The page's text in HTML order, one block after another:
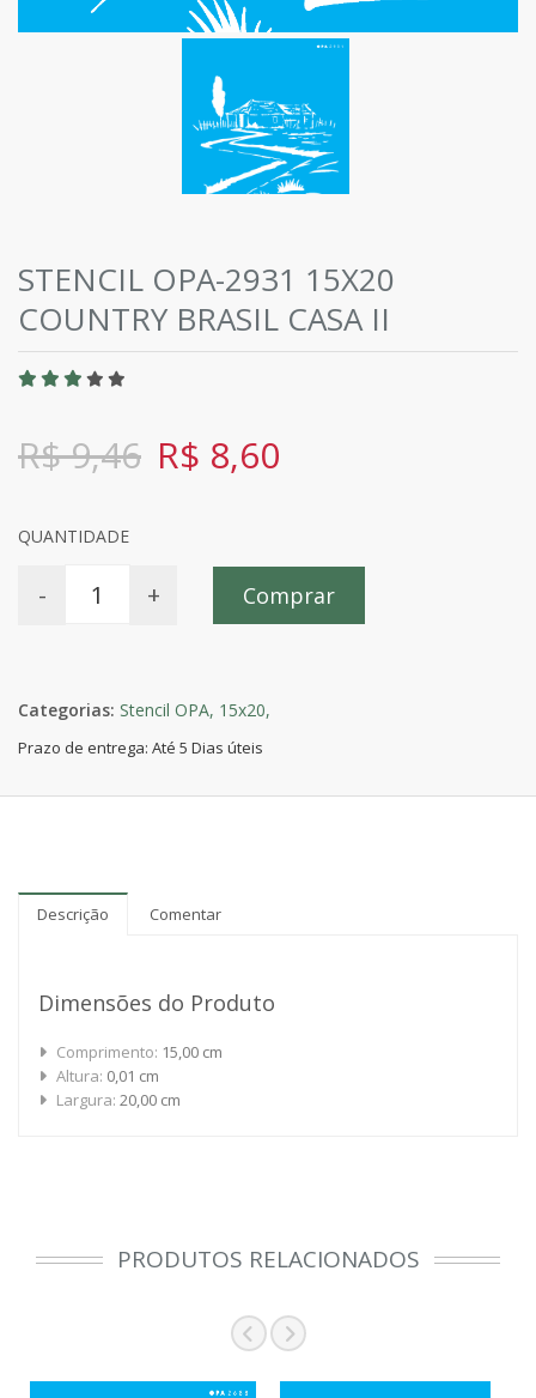
STENCIL OPA-2931 15X20
COUNTRY BRASIL CASA II
R$ 9,46 R$ 8,60
QUANTIDADE
- + Comprar
Categorias: Stencil OPA, 15x20,
Prazo de entrega: Até 5 Dias úteis
Descrição Comentar
Dimensões do Produto
Comprimento: 15,00 cm
Altura: 0,01 cm
Largura: 20,00 cm
PRODUTOS RELACIONADOS